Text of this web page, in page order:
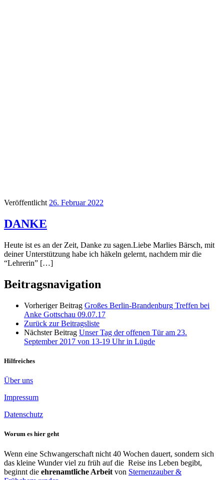
Veröffentlicht 26. Februar 2022
DANKE
Heute ist es an der Zeit, Danke zu sagen.Liebe Marlies Bärsch, mit
deiner Unterstützung habe ich häkeln gelernt, nachdem mir die
“Lehrerin” […]
Beitragsnavigation
Vorheriger Beitrag Großes Berlin-Brandenburg Treffen bei
Anke Gottschau 09.07.17
Zurück zur Beitragsliste
Nächster Beitrag Unser Tag der offenen Tür am 23.
September 2017 von 13-19 Uhr in Lügde
Hilfreiches
Über uns
Impressum
Datenschutz
Worum es hier geht
Wenn eine Schwangerschaft nicht 40 Wochen dauert, sondern sich
das kleine Wunder viel zu früh auf die Reise ins Leben begibt,
beginnt die ehrenamtliche Arbeit von Sternenzauber &